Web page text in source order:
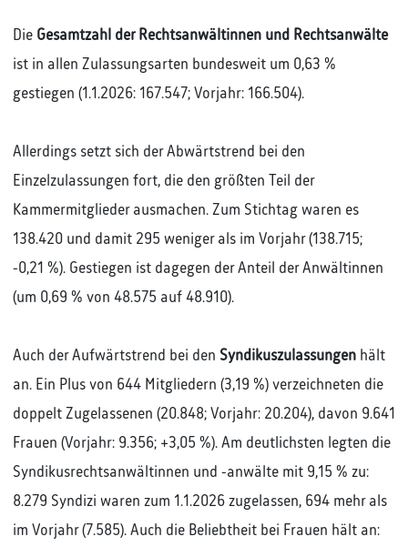
Die Gesamtzahl der Rechtsanwältinnen und Rechtsanwälte
ist in allen Zulassungsarten bundesweit um 0,63 %
gestiegen (1.1.2026: 167.547; Vorjahr: 166.504).
Allerdings setzt sich der Abwärtstrend bei den
Einzelzulassungen fort, die den größten Teil der
Kammermitglieder ausmachen. Zum Stichtag waren es
138.420 und damit 295 weniger als im Vorjahr (138.715;
-0,21 %). Gestiegen ist dagegen der Anteil der Anwältinnen
(um 0,69 % von 48.575 auf 48.910).
Auch der Aufwärtstrend bei den Syndikuszulassungenhält
an. Ein Plus von 644 Mitgliedern (3,19 %) verzeichneten die
doppelt Zugelassenen (20.848; Vorjahr: 20.204), davon 9.641
Frauen (Vorjahr: 9.356; +3,05 %). Am deutlichsten legten die
Syndikusrechtsanwältinnen und -anwälte mit 9,15 % zu:
8.279 Syndizi waren zum 1.1.2026 zugelassen, 694 mehr als
im Vorjahr (7.585). Auch die Beliebtheit bei Frauen hält an: